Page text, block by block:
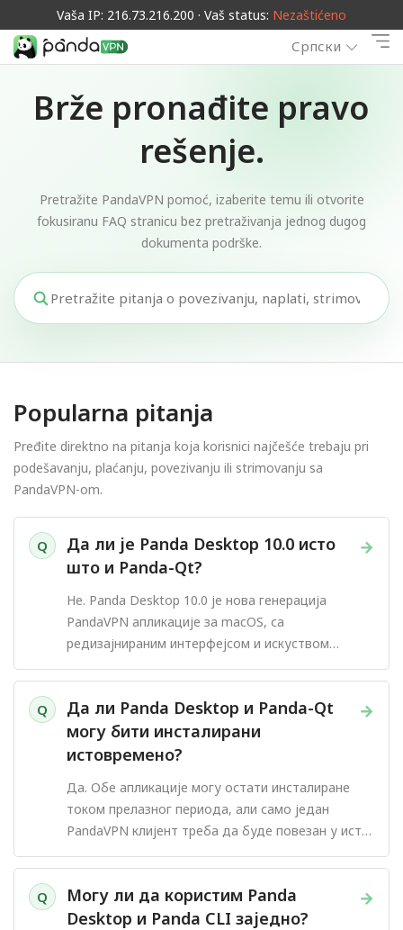
Vaša IP: 216.73.216.200 · Vaš status: Nezaštićeno
Српски
Brže pronađite pravo
rešenje.
Pretražite PandaVPN pomoć, izaberite temu ili otvorite
fokusiranu FAQ stranicu bez pretraživanja jednog dugog
dokumenta podrške.
Popularna pitanja
Pređite direktno na pitanja koja korisnici najčešće trebaju pri
podešavanju, plaćanju, povezivanju ili strimovanju sa
PandaVPN-om.
Q →
Да ли је Panda Desktop 10.0 исто
што и Panda-Qt?
Не. Panda Desktop 10.0 је нова генерација
PandaVPN апликације за macOS, са
редизајнираним интерфејсом и искуством
повезивања.
Q →
Да ли Panda Desktop и Panda-Qt
могу бити инсталирани
истовремено?
Да. Обе апликације могу остати инсталиране
током прелазног периода, али само један
PandaVPN клијент треба да буде повезан у исто
време.
Q →
Могу ли да користим Panda
Desktop и Panda CLI заједно?